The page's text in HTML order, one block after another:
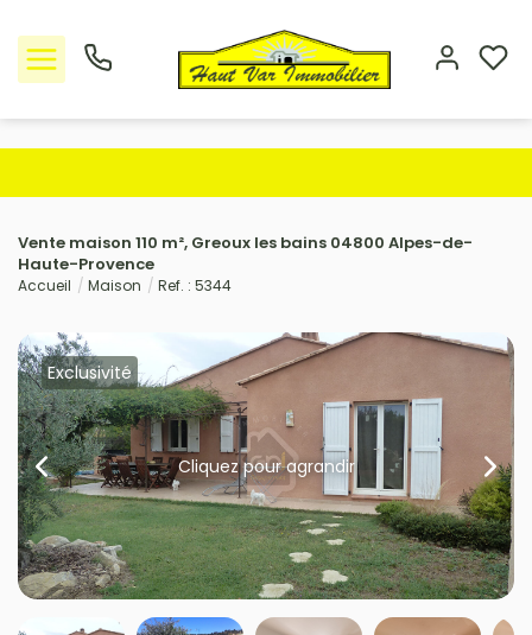
Nos offres
L'Agence
Avis clients
Estimation
Avis clients
Vente maison 110 m², Greoux les bains 04800 Alpes-de-
Haute-Provence
Accueil Maison Ref. : 5344
Exclusivité
Cliquez pour agrandir